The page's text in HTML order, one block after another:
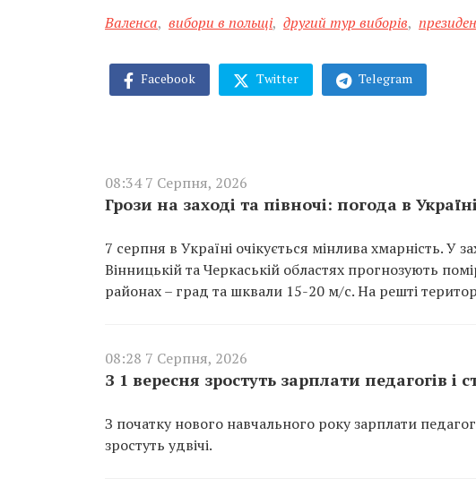
Валенса, вибори в польщі, другий тур виборів,
Facebook Twitter Telegram
08:34 7 Серпня, 2026
Грози на заході та півночі: погода в
7 серпня в Україні очікується мінлива хмарність. У
Вінницькій та Черкаській областях прогнозують
районах – град та шквали 15-20 м/с. На решті
08:28 7 Серпня, 2026
З 1 вересня зростуть зарплати педагогів і
З початку нового навчального року зарплати
зростуть удвічі.